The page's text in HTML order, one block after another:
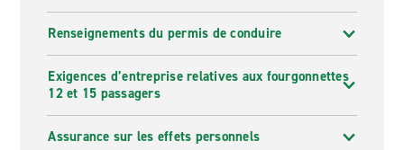
Renseignements du permis de conduire
Exigences d’entreprise relatives aux fourgonnettes
12 et 15 passagers
Assurance sur les effets personnels